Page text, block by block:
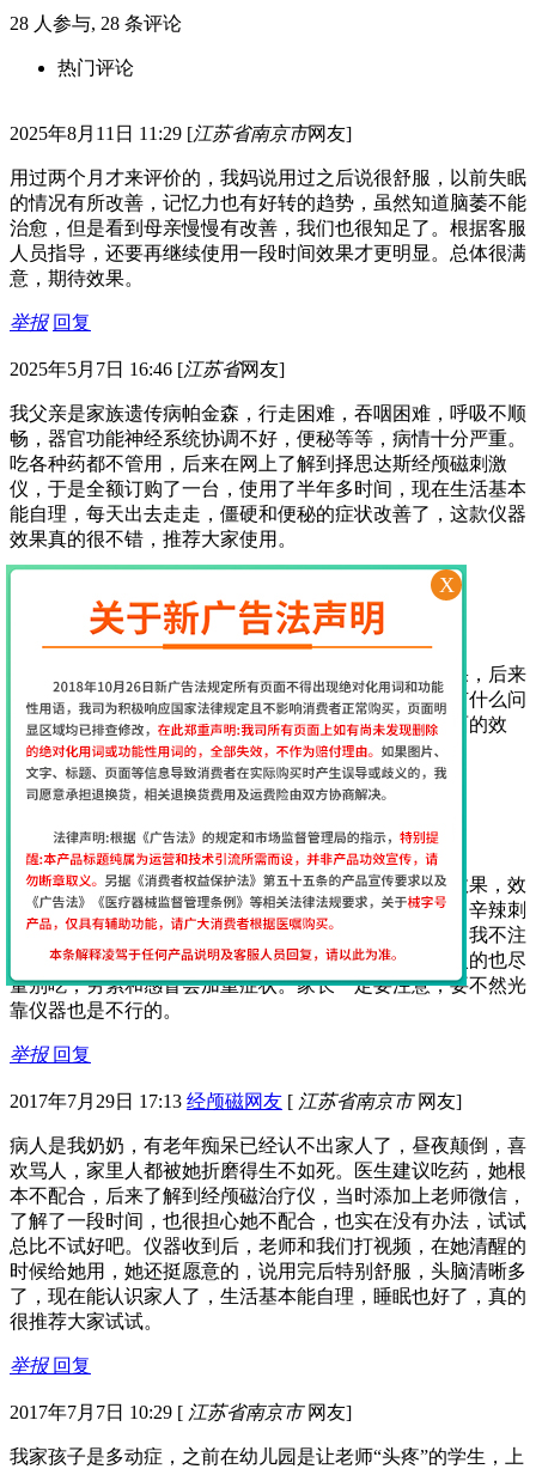
28 人参与, 28 条评论
热门评论
2025年8月11日 11:29 [江苏省南京市网友]
用过两个月才来评价的，我妈说用过之后说很舒服，以前失眠
的情况有所改善，记忆力也有好转的趋势，虽然知道脑萎不能
治愈，但是看到母亲慢慢有改善，我们也很知足了。根据客服
人员指导，还要再继续使用一段时间效果才更明显。总体很满
意，期待效果。
举报 回复
2025年5月7日 16:46 [江苏省网友]
我父亲是家族遗传病帕金森，行走困难，吞咽困难，呼吸不顺
畅，器官功能神经系统协调不好，便秘等等，病情十分严重。
吃各种药都不管用，后来在网上了解到择思达斯经颅磁刺激
仪，于是全额订购了一台，使用了半年多时间，现在生活基本
能自理，每天出去走走，僵硬和便秘的症状改善了，这款仪器
效果真的很不错，推荐大家使用。
2017年7月29日 17:13 经颅磁网友 [江苏省南京市
一开始使用这个仪器还挺担心的，担心不会用没有效果，后来
收到货后老师第一时间就给出了指导，服务很周到，有什么问
题老师也会第一时间回复，很贴心，坚持使用期待后面的效
果…
举报 回复
2017年7月12日 9:35经颅磁网友 [江苏省南京市网友]
我给我家大儿子用经颅磁刺激仪15天了能看到明显的效果，效
果真的很好，作为父母在饮食上要给孩子注意，油炸、辛辣刺
激的不能吃，巧克力、可乐不能喝，喝了会加重症状！我不注
意给孩子喝了，吃过亏了，膨化食品以及牛羊肉等上火的也尽
量别吃，劳累和感冒会加重症状。家长一定要注意，要不然光
靠仪器也是不行的。
举报 回复
2017年7月29日 17:13 经颅磁网友 [ 江苏省南京市网友]
病人是我奶奶，有老年痴呆已经认不出家人了，昼夜颠倒，喜
欢骂人，家里人都被她折磨得生不如死。医生建议吃药，她根
本不配合，后来了解到经颅磁治疗仪，当时添加上老师微信，
了解了一段时间，也很担心她不配合，也实在没有办法，试试
总比不试好吧。仪器收到后，老师和我们打视频，在她清醒的
时候给她用，她还挺愿意的，说用完后特别舒服，头脑清晰多
了，现在能认识家人了，生活基本能自理，睡眠也好了，真的
很推荐大家试试。
举报 回复
2017年7月7日 10:29 [ 江苏省南京市网友]
我家孩子是多动症，之前在幼儿园是让老师“头疼”的学生，上
X